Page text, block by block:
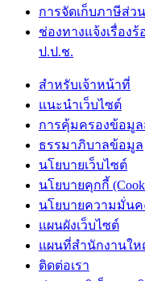
การจัดเก็บภาษีส่ว
ช่องทางแจ้งเรื่อง
ป.ป.ช.
สำหรับเจ้าหน้าที่
แนะนำเว็บไซต์
การคุ้มครองข้อมู
ธรรมาภิบาลข้อมูล
นโยบายเว็บไซต์
นโยบายคุกกี้
นโยบายความมั่นค
แผนผังเว็บไซต์
แผนที่สำนักงานใ
ติดต่อเรา